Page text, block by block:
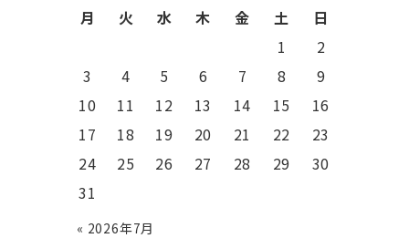
月 火 水 木 金 土
日
1
2
3
4 5 6 7 8
9
10
11 12 13 14 15
16
17
18 19 20 21 22
23
24
25 26 27 28 29
30
31
« 2026年7月